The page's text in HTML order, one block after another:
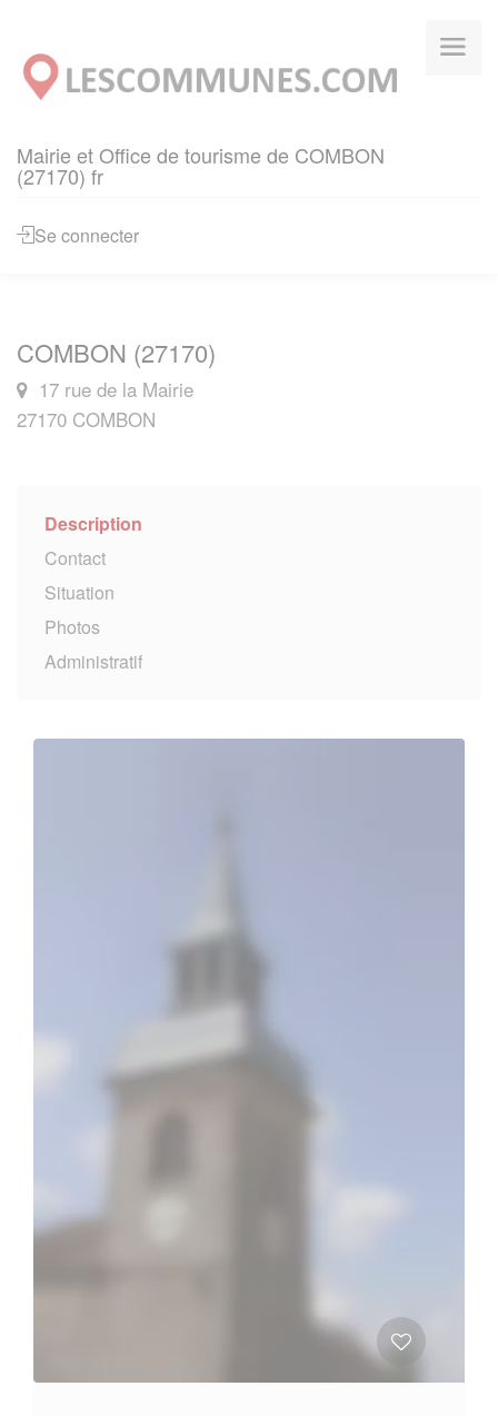
Mairie et Office de tourisme de COMBON
(27170) fr
Se connecter
COMBON (27170)
17 rue de la Mairie
27170 COMBON
Description
Contact
Situation
Photos
Administratif